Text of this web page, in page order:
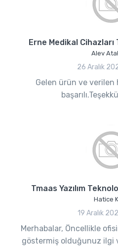
Erne Medikal Cihazları
Alev
26 Aralık
Gelen ürün ve
Tmaas Yazılım
Hatice
19 Aralık
Merhabalar, Öncellikle
göstermiş olduğunuz ilgi